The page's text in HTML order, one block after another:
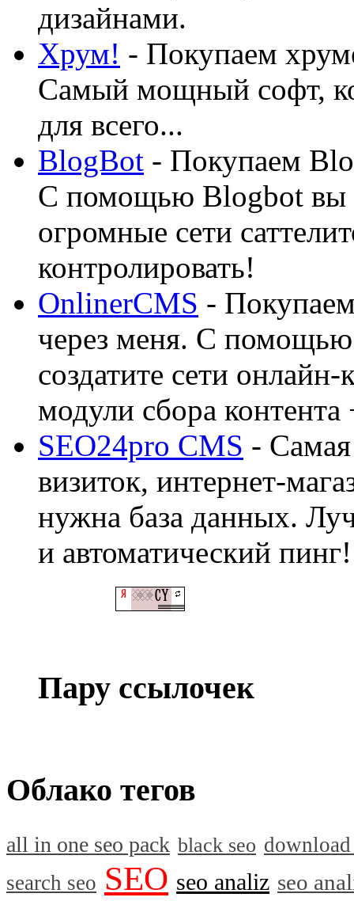
дизайнами.
Хрум! - Покупаем
Самый мощный софт,
для всего...
BlogBot - Покупаем
С помощью Blogbot вы
огромные сети
контролировать!
OnlinerCMS -
через меня. С помощью
создатите сети
модули сбора
SEO24pro CMS -
визиток, интернет-
нужна база данных.
и автоматический пинг!
Пару ссылочек
Облако тегов
all in one seo pack black seo download
search seo SEO seo analiz seo